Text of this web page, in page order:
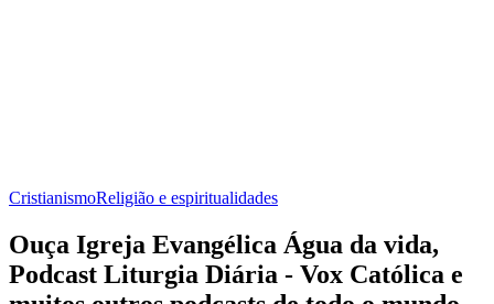
CristianismoReligião e espiritualidades
Ouça Igreja Evangélica Água da vida,
Podcast Liturgia Diária - Vox Católica e